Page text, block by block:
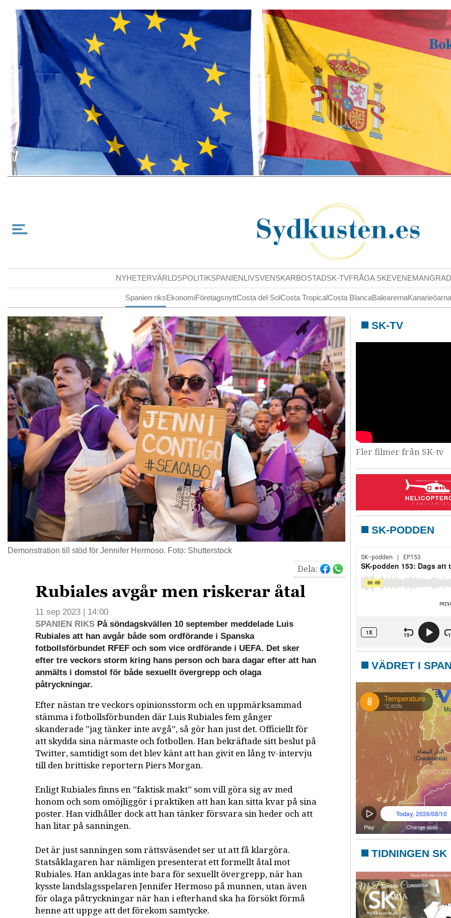
NYHETERVÄRLDSPOLITIKSPANIENLIVSVENSKARBOSTADSK-TVFRÅGA SKEVENEMANG
Spanien riksEkonomiFöretagsnyttCosta del SolCosta TropicalCosta BlancaBalearerna
Demonstration till stöd för Jennifer Hermoso. Foto: Shutterstock
Dela:
Rubiales avgår men riskerar åtal
11 sep 2023 | 14:00
SPANIEN RIKS På söndagskvällen 10 september meddelade Luis
Rubiales att han avgår både som ordförande i Spanska
fotbollsförbundet RFEF och som vice ordförande i UEFA. Det sker
efter tre veckors storm kring hans person och bara dagar efter att han
anmälts i domstol för både sexuellt övergrepp och olaga
påtryckningar.
Efter nästan tre veckors opinionsstorm och en uppmärksammad
stämma i fotbollsförbunden där Luis Rubiales fem gånger
skanderade ”jag tänker inte avgå”, så gör han just det. Officiellt för
att skydda sina närmaste och fotbollen. Han bekräftade sitt beslut på
Twitter, samtidigt som det blev känt att han givit en lång tv-intervju
till den brittiske reportern Piers Morgan.
Enligt Rubiales finns en ”faktisk makt” som vill göra sig av med
honom och som omöjliggör i praktiken att han kan sitta kvar på sina
poster. Han vidhåller dock att han tänker försvara sin heder och att
han litar på sanningen.
Det är just sanningen som rättsväsendet ser ut att få klargöra.
Statsåklagaren har nämligen presenterat ett formellt åtal mot
Rubiales. Han anklagas inte bara för sexuellt övergrepp, när han
kysste landslagsspelaren Jennifer Hermoso på munnen, utan även
för olaga påtryckningar när han i efterhand ska ha försökt förmå
henne att uppge att det förekom samtycke.
SK-TV
Fler filmer från SK-tv
SK-PODDEN
VÄDRET I
TIDNINGEN SK